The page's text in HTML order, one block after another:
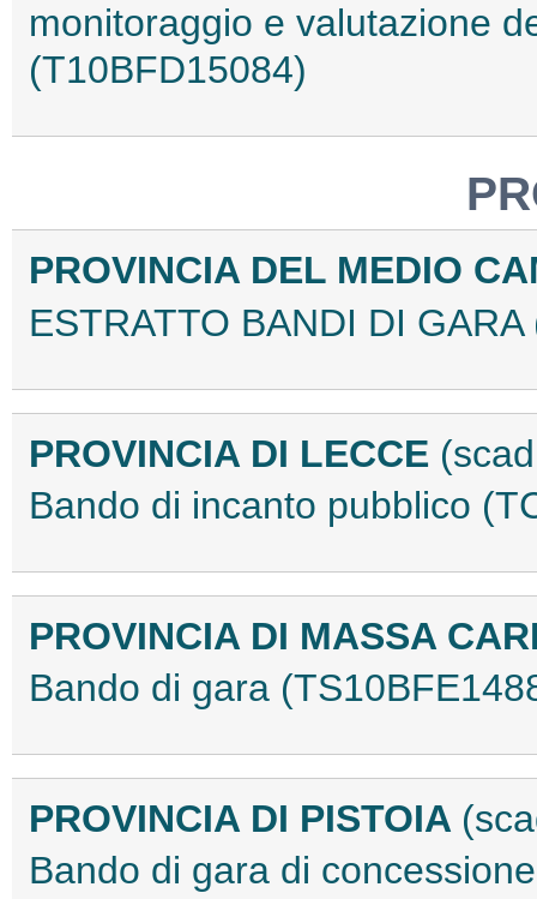
monitoraggio e valutazione
(T10BFD15084)
PROVINCIA DEL MEDIO
ESTRATTO BANDI DI
PROVINCIA DI LECCE
Bando di incanto pubblico
PROVINCIA DI MASSA
Bando di gara
PROVINCIA DI PISTOIA
Bando di gara di